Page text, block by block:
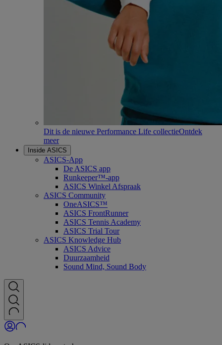
Dit is de nieuwe Performance Life collectieOntdek
meer
Inside ASICS
ASICS-App
De ASICS app
Runkeeper™-app
ASICS Winkel Afspraak
ASICS Community
OneASICS™
ASICS FrontRunner
ASICS Tennis Academy
ASICS Trial Tour
ASICS Knowledge Hub
ASICS Advice
Duurzaamheid
Sound Mind, Sound Body